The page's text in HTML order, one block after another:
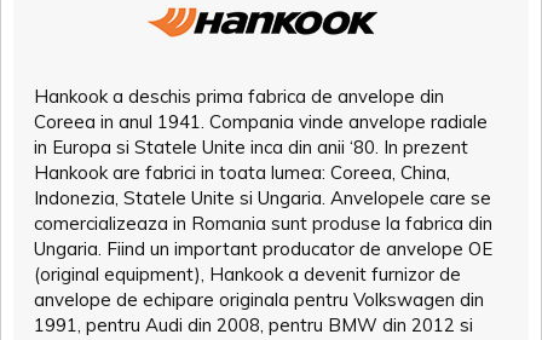
Hankook a deschis prima fabrica de anvelope din
Coreea in anul 1941. Compania vinde anvelope radiale
in Europa si Statele Unite inca din anii ‘80. In prezent
Hankook are fabrici in toata lumea: Coreea, China,
Indonezia, Statele Unite si Ungaria. Anvelopele care se
comercializeaza in Romania sunt produse la fabrica din
Ungaria. Fiind un important producator de anvelope OE
(original equipment), Hankook a devenit furnizor de
anvelope de echipare originala pentru Volkswagen din
1991, pentru Audi din 2008, pentru BMW din 2012 si